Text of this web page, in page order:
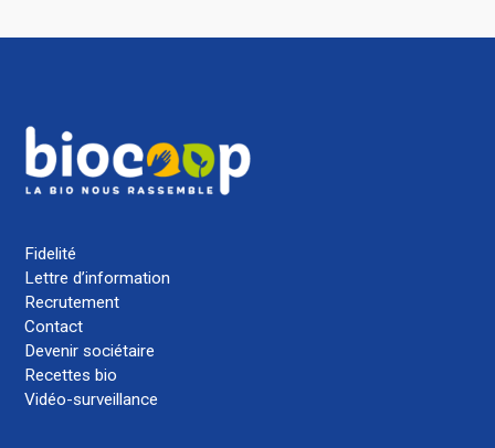
Fidelité
Lettre d’information
Recrutement
Contact
Devenir sociétaire
Recettes bio
Vidéo-surveillance